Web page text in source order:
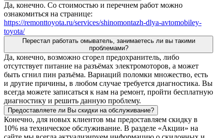
Да, конечно. Со стоимостью и перечнем работ можно
ознакомиться на странице:
https://remonttoyota.ru/services/shinomontazh-dlya-avtomobiley-
toyota/
Перестал работать омыватель, занимаетесь ли вы такими
проблемами?
Да, конечно, возможно сгорел предохранитель, либо
отсутствует питание на разъёмах электромоторов, а может
быть сгнил пин разъёма. Вариаций поломки множество, есть
и другие причины, в любом случае требуется диагностика. Вы
всегда можете записаться к нам на ремонт, пройти бесплатную
диагностику и решить данную проблему.
Предоставляете ли Вы скидки на обслуживание?
Конечно, для новых клиентов мы предоставляем скидку в
10% на техническое обслуживание. В разделе «Акции» на